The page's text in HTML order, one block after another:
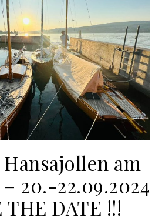
am
20.-22.09.2024
THE DATE !!!